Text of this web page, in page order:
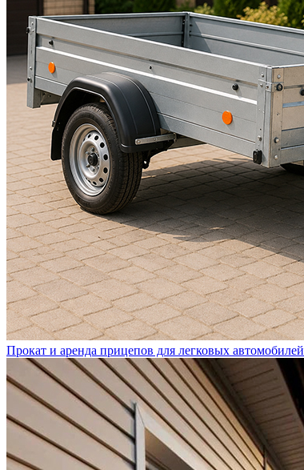
Прокат и аренда прицепов для легковых автомобилей